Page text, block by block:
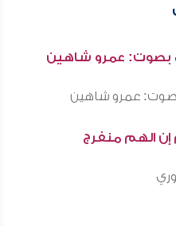
بصوت: عمرو شاهين
عمرو شاهين
الهم منفرج